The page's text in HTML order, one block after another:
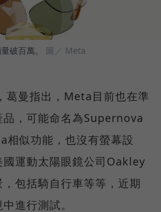
破百萬。 圖／ Meta
曼指出，Meta目前也在準
品，可能命名為Supernova
相似功能，也沒有螢幕設
運動太陽眼鏡公司Oakley
包括騎自行車等等，近期
進行測試。